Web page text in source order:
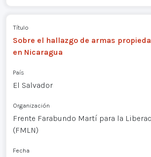
Título
Sobre el hallazgo de armas
en Nicaragua
País
El Salvador
Organización
Frente Farabundo Martí para la
(FMLN)
Fecha